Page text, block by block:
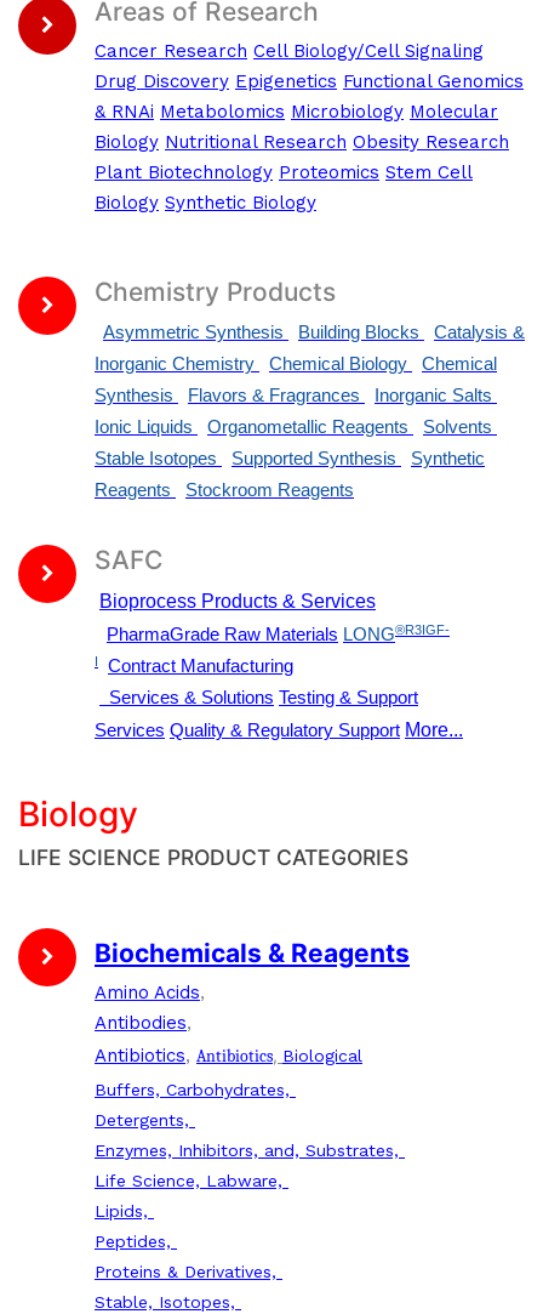
Areas of Research
Cancer Research Cell Biology/Cell Signaling
Drug Discovery Epigenetics Functional Genomics
& RNAi Metabolomics Microbiology Molecular
Biology Nutritional Research Obesity Research
Plant Biotechnology Proteomics Stem Cell
Biology Synthetic Biology
Chemistry Products
Asymmetric Synthesis Building Blocks
Catalysis &
Inorganic Chemistry
Chemical Biology
Chemical
Synthesis
Flavors & Fragrances
Inorganic Salts
Ionic Liquids
Organometallic Reagents
Solvents
Stable Isotopes
Supported Synthesis
Synthetic
Reagents
Stockroom Reagents
SAFC
Bioprocess Products & Services
PharmaGrade Raw Materials LONG®R3IGF-
I
Contract Manufacturing
Services & Solutions Testing & Support
Services Quality & Regulatory Support More...
Biology
LIFE SCIENCE PRODUCT CATEGORIES
Biochemicals & Reagents
Amino Acids,
Antibodies,
Antibiotics, Antibiotics, Biological
Buffers, Carbohydrates,
Detergents,
Enzymes, Inhibitors, and, Substrates,
Life Science, Labware,
Lipids,
Peptides,
Proteins & Derivatives,
Stable, Isotopes,